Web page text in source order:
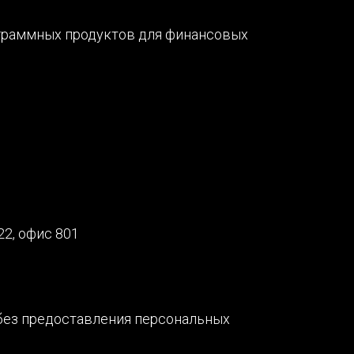
продуктов для финансовых
офис 801
предоставления персональных